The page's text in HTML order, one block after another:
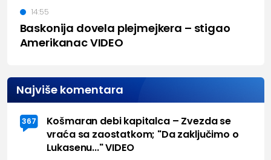
Baskonija dovela plejmejkera – stigao
Amerikanac VIDEO
14:55
Najviše komentara
367
Košmaran debi kapitalca – Zvezda se
vraća sa zaostatkom; "Da zaključimo o
Lukasenu..." VIDEO